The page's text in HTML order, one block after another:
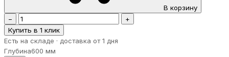
В корзину
−
+
Купить в 1 клик
Есть на складе · доставка от 1 дня
Глубина600 мм